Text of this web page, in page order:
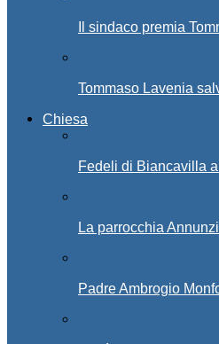
Il sindaco premia
Tommaso Lavenia
Chiesa
Fedeli di Biancavilla
La parrocchia
Padre Ambrogio